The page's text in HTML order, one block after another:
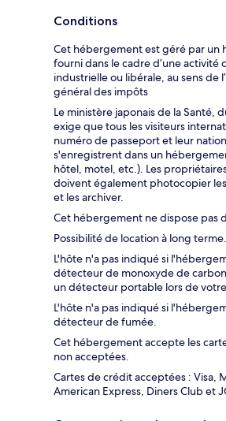
Conditions
Cet hébergement est géré par un
fourni dans le cadre d’une activité
industrielle ou libérale, au sens de
général des impôts
Le ministère japonais de la Santé,
exige que tous les visiteurs
numéro de passeport et leur
s'enregistrent dans un
hôtel, motel, etc.). Les
doivent également photocopier
et les archiver.
Cet hébergement ne dispose pas
Possibilité de location à long terme.
L'hôte n'a pas indiqué si
détecteur de monoxyde de
un détecteur portable lors de
L'hôte n'a pas indiqué si
détecteur de fumée.
Cet hébergement accepte les
non acceptées.
Cartes de crédit acceptées : Visa,
American Express, Diners Club et